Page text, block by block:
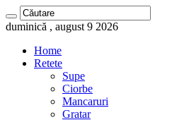
duminică , august 9 2026
Home
Retete
Supe
Ciorbe
Mancaruri
Gratar